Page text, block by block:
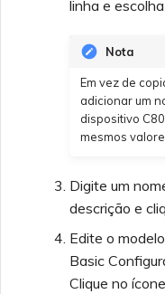
linha e
Nota
Em vez de
adicionar um
dispositivo
mesmos
Digite um
descrição e
Edite o
Basic
Clique no